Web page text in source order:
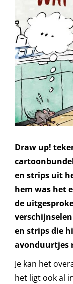
grotere
afbeelding
Draw up!
en strips uit
hem was het
de
en strips die
avonduurtjes
Je kan het
het ligt ook al